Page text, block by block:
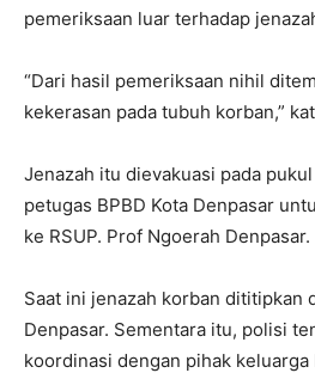
pemeriksaan luar terhadap
“Dari hasil pemeriksaan nihil
kekerasan pada tubuh korban,”
Jenazah itu dievakuasi pada
petugas BPBD Kota Denpasar
ke RSUP. Prof Ngoerah Denpasar.
Saat ini jenazah korban dititipkan
Denpasar. Sementara itu, polisi
koordinasi dengan pihak